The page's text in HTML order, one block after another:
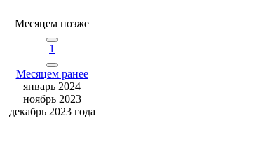
Месяцем позже
1
Месяцем ранее
январь 2024
ноябрь 2023
декабрь 2023 года